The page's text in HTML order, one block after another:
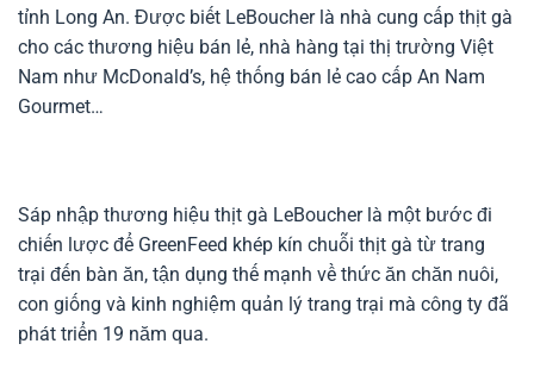
tỉnh Long An. Được biết LeBoucher là nhà cung cấp thịt gà
cho các thương hiệu bán lẻ, nhà hàng tại thị trường Việt
Nam như McDonald’s, hệ thống bán lẻ cao cấp An Nam
Gourmet…
Sáp nhập thương hiệu thịt gà LeBoucher là một bước đi
chiến lược để GreenFeed khép kín chuỗi thịt gà từ trang
trại đến bàn ăn, tận dụng thế mạnh về thức ăn chăn nuôi,
con giống và kinh nghiệm quản lý trang trại mà công ty đã
phát triển 19 năm qua.